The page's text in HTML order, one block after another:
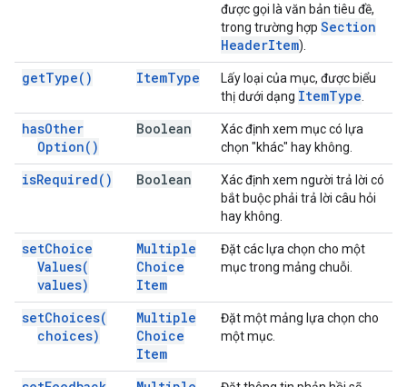
được gọi là văn bản tiêu đề,
trong trường hợp Section
HeaderItem).
getType( ) ItemType
Lấy loại của mục, được biểu
thị dưới dạng ItemType
hasOther
Option( )
Boolean
Xác định xem mục có lựa
chọn "khác" hay không.
isRequired( ) Boolean
Xác định xem người trả lời có
bắt buộc phải trả lời câu hỏi
hay không.
setChoice
Values(
values)
Multiple
Choice
Item
Đặt các lựa chọn cho một
mục trong mảng chuỗi.
setChoices(
choices)
Multiple
Choice
Item
Đặt một mảng lựa chọn cho
một mục.